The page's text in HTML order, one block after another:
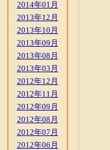
2014年01月
2013年12月
2013年10月
2013年09月
2013年08月
2013年03月
2012年12月
2012年11月
2012年09月
2012年08月
2012年07月
2012年06月